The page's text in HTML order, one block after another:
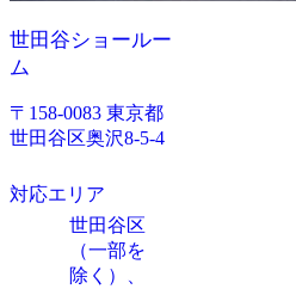
世田谷ショールー
ム
〒158-0083 東京都
世田谷区奥沢8-5-4
対応エリア
世田谷区
（一部を
除く）、